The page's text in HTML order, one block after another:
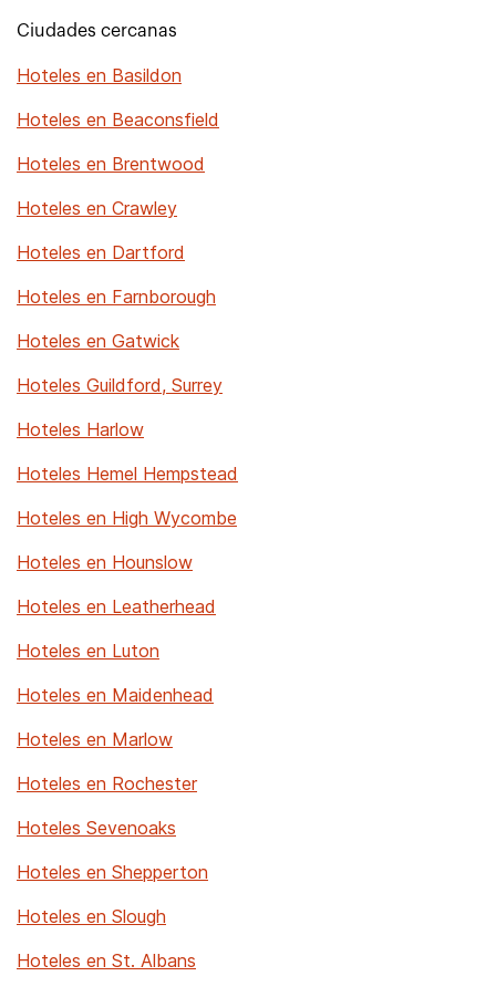
Ciudades cercanas
Hoteles en Basildon
Hoteles en Beaconsfield
Hoteles en Brentwood
Hoteles en Crawley
Hoteles en Dartford
Hoteles en Farnborough
Hoteles en Gatwick
Hoteles Guildford, Surrey
Hoteles Harlow
Hoteles Hemel Hempstead
Hoteles en High Wycombe
Hoteles en Hounslow
Hoteles en Leatherhead
Hoteles en Luton
Hoteles en Maidenhead
Hoteles en Marlow
Hoteles en Rochester
Hoteles Sevenoaks
Hoteles en Shepperton
Hoteles en Slough
Hoteles en St. Albans